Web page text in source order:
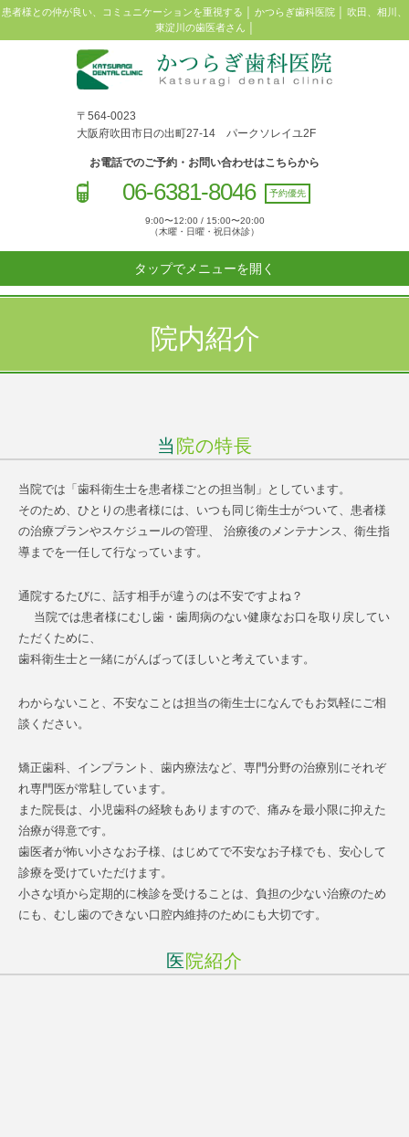
患者様との仲が良い、コミュニケーションを重視する │ かつらぎ歯科医院 │ 吹田、相川、
東淀川の歯医者さん │
〒564-0023
大阪府吹田市日の出町27-14 パークソレイユ2F
お電話でのご予約・お問い合わせはこちらから
06-6381-8046 予約優先
9:00〜12:00 / 15:00〜20:00
（木曜・日曜・祝日休診）
タップでメニューを開く
院内紹介
当院の特長
当院では「歯科衛生士を患者様ごとの担当制」としています。
そのため、ひとりの患者様には、いつも同じ衛生士がついて、患者様
の治療プランやスケジュールの管理、 治療後のメンテナンス、衛生指
導までを一任して行なっています。
通院するたびに、話す相手が違うのは不安ですよね？
当院では患者様にむし歯・歯周病のない健康なお口を取り戻してい
ただくために、
歯科衛生士と一緒にがんばってほしいと考えています。
わからないこと、不安なことは担当の衛生士になんでもお気軽にご相
談ください。
矯正歯科、インプラント、歯内療法など、専門分野の治療別にそれぞ
れ専門医が常駐しています。
また院長は、小児歯科の経験もありますので、痛みを最小限に抑えた
治療が得意です。
歯医者が怖い小さなお子様、はじめてで不安なお子様でも、安心して
診療を受けていただけます。
小さな頃から定期的に検診を受けることは、負担の少ない治療のため
にも、むし歯のできない口腔内維持のためにも大切です。
医院紹介